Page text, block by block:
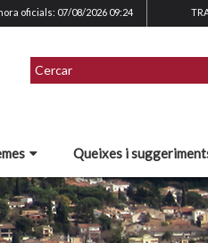
oficials: 07/08/2026 09:24
Queixes i